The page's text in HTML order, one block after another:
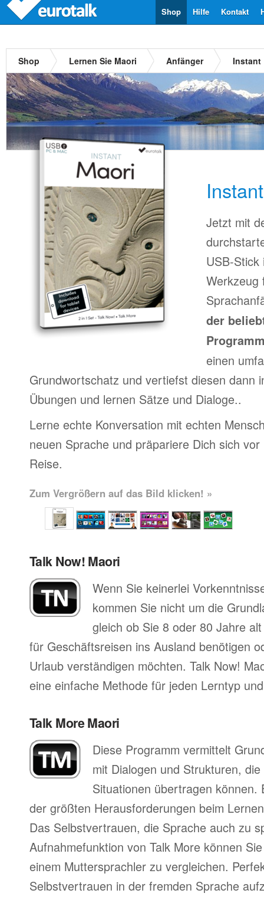
Kontakt
Hilfe
Shop
Shop Lernen Sie Maori Anfänger Instant
Jetzt mit
USB-
Werkzeug
der
einen
Grundwortschatz und vertiefst diesen dann
Übungen und lernen Sätze und Dialoge..
Lerne echte Konversation mit echten
neuen Sprache und präpariere Dich sich
Reise.
Zum Vergrößern auf das Bild klicken! »
Talk Now! Maori
Wenn Sie keinerlei
kommen Sie nicht um die
gleich ob Sie 8 oder 80 Jahre
für Geschäftsreisen ins Ausland benötigen
Urlaub verständigen möchten. Talk Now!
eine einfache Methode für jeden Lerntyp
Talk More Maori
Diese Programm vermittelt
mit Dialogen und Strukturen,
Situationen übertragen können.
der größten Herausforderungen beim
Das Selbstvertrauen, die Sprache auch zu
Aufnahmefunktion von Talk More können
einem Muttersprachler zu vergleichen.
Selbstvertrauen in der fremden Sprache